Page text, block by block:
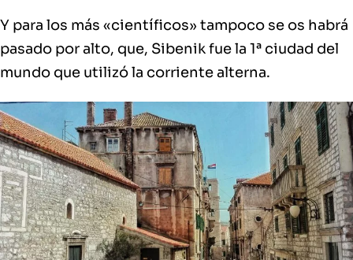
Y para los más «científicos» tampoco se os habrá
pasado por alto, que, Sibenik fue la 1ª ciudad del
mundo que utilizó la corriente alterna.